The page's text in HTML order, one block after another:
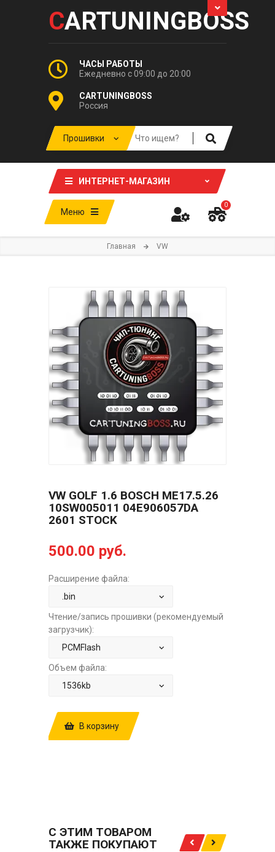
CARTUNINGBOSS
ЧАСЫ РАБОТЫ
Ежедневно с 09:00 до 20:00
CARTUNINGBOSS
Россия
ИНТЕРНЕТ-МАГАЗИН
Меню
0
Главная VW
VW GOLF 1.6 BOSCH ME17.5.26
10SW005011 04E906057DA
2601 STOCK
500.00 руб.
Расширение файла:
Чтение/запись прошивки (рекомендуемый
загрузчик):
Объем файла:
В корзину
С ЭТИМ ТОВАРОМ
ТАКЖЕ ПОКУПАЮТ